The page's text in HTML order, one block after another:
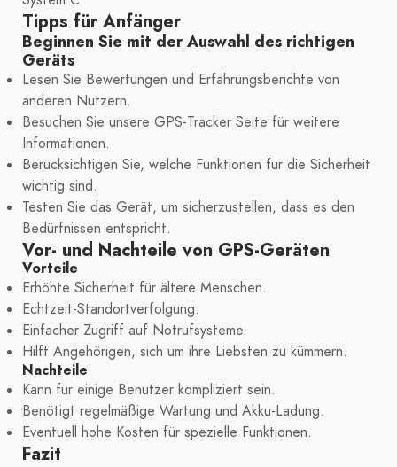
Tipps für Anfänger
Beginnen Sie mit der Auswahl des richtigen
Geräts
Lesen Sie Bewertungen und Erfahrungsberichte von
anderen Nutzern.
Besuchen Sie unsere GPS-Tracker Seite für weitere
Informationen.
Berücksichtigen Sie, welche Funktionen für die Sicherheit
wichtig sind.
Testen Sie das Gerät, um sicherzustellen, dass es den
Bedürfnissen entspricht.
Vor- und Nachteile von GPS-Geräten
Vorteile
Erhöhte Sicherheit für ältere Menschen.
Echtzeit-Standortverfolgung.
Einfacher Zugriff auf Notrufsysteme.
Hilft Angehörigen, sich um ihre Liebsten zu kümmern.
Nachteile
Kann für einige Benutzer kompliziert sein.
Benötigt regelmäßige Wartung und Akku-Ladung.
Eventuell hohe Kosten für spezielle Funktionen.
Fazit